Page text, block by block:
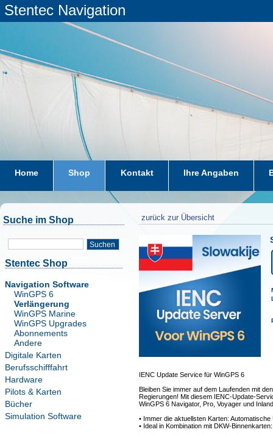
Stentec Navigation
Home Shop Kontakt Ihre Angaben
Suche im Shop
Suchen
Stentec Shop
Navigation Software
WinGPS 6
Verlängerung
WinGPS Marine
WinGPS Upgrades
Abonnements
Andere
Digitale Karten
Berufsschifffahrt
Hardware
Pilots & Karten
Bücher
Simulation Software
zurück zur Übersicht
IENC Update Service für WinGPS 6
Bleiben Sie immer auf dem Laufenden mit
Regierungen! Mit diesem IENC-Update-
WinGPS 6 Navigator, Pro, Voyager und
• Immer die aktuellsten Karten:
• Ideal in Kombination mit DKW-